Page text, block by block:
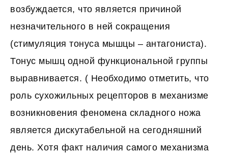
возбуждается, что является причиной
незначительного в ней сокращения
(стимуляция тонуса мышцы – антагониста).
Тонус мышц одной функциональной группы
выравнивается. ( Необходимо отметить, что
роль сухожильных рецепторов в механизме
возникновения феномена складного ножа
является дискутабельной на сегодняшний
день. Хотя факт наличия самого механизма